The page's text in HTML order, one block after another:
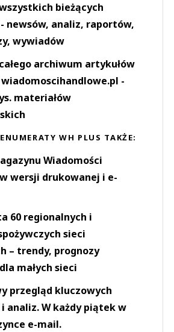
bieżących
newsów, analiz, raportów,
wywiadów
archiwum artykułów
-
materiałów
WH PLUS TAKŻE:
Wiadomości
wersji drukowanej i e-
60 regionalnych i
sieci
– trendy, prognozy
małych sieci
przegląd kluczowych
analiz. W każdy piątek w
e-mail.